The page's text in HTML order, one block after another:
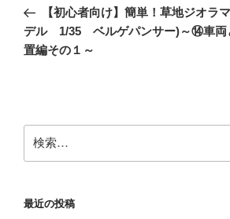
ナ
ビ
ョ
の
投
稿
【初心者向け】簡単！草地ジオラ
デル 1/35 ベルゲパンサー)～⑭車両
置編その１～
索:
最近の投稿